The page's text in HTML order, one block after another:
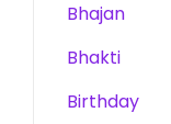
Bhajan
Bhakti
Birthday